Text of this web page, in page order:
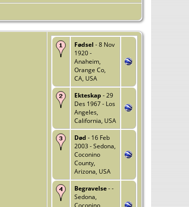
Fødsel - 8 Nov
1920 -
Anaheim,
Orange Co,
CA, USA
Ekteskap - 29
Des 1967 - Los
Angeles,
California, USA
Død - 16 Feb
2003 - Sedona,
Coconino
County,
Arizona, USA
Begravelse- -
Sedona,
Coconino